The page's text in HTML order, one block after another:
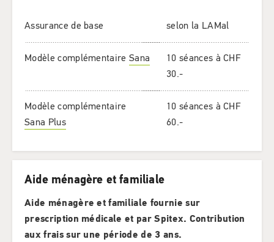
Assurance de base selon la LAMal
Modèle complémentaireSana
10 séances à CHF
30.-
Modèle complémentaire
Sana Plus
10 séances à CHF
60.-
Aide ménagère et familiale
Aide ménagère et familiale fournie sur
prescription médicale et par Spitex. Contribution
aux frais sur une période de 3 ans.